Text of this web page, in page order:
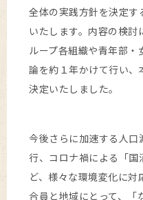
全体の実践方針を決定
いたします。内容の検討
ループ各組織や青年部
論を約１年かけて行い、
決定いたしました。
今後さらに加速する人
行、コロナ禍による「
ど、様々な環境変化に
合員と地域にとって、「